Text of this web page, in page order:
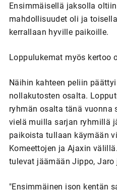
Ensimmäisellä jaksolla
mahdollisuudet oli ja
kerrallaan hyville paikoille.
Loppulukemat myös kertoo
Näihin kahteen peliin
nollakutosten osalta.
ryhmän osalta tänä vuonna
vielä muilla sarjan ryhmillä
paikoista tullaan käymään
Komeettojen ja Ajaxin
tulevat jäämään Jippo, Jaro
"Ensimmäinen ison kentän